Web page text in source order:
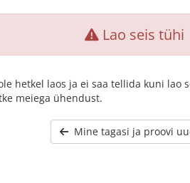
Lao seis tühi
hetkel laos ja ei saa tellida kuni lao
meiega ühendust.
Mine tagasi ja proovi